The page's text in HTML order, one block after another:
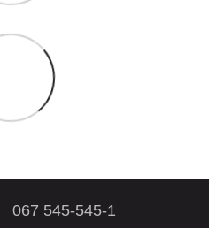
067 545-545-1